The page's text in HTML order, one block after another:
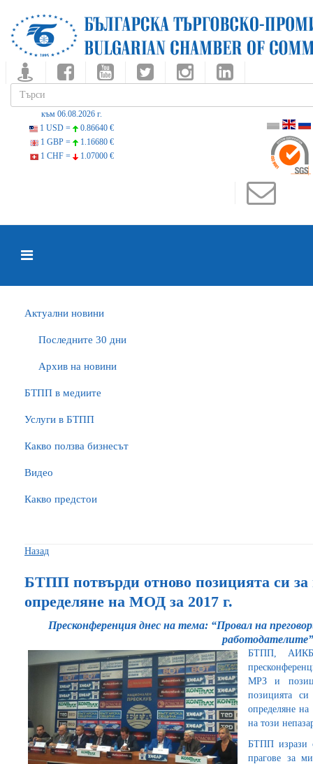
към 06.08.2026 г.
1 USD =
0.86640 €
1 GBP =
1.16680 €
1 CHF =
1.07000 €
Актуални новини
Последните 30 дни
Архив на новини
БTПП в медиите
Услуги в БТПП
Какво ползва бизнесът
Видео
Какво предстои
Назад
БТПП потвърди отново позицията си за
определяне на МОД за 2017 г.
Пресконференция днес на тема: “Провал на
работодателите”
БТПП,
МРЗ и
позицията
определяне
на този
БТПП изрази
прагове за